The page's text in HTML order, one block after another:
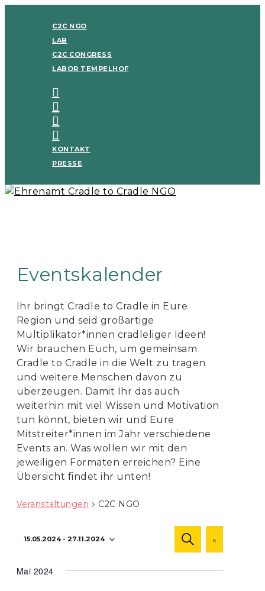
C2C NGO
LAB
C2C CONGRESS
LABOR TEMPELHOF
KONTAKT
PRESSE
Eventskalender
Ihr bringt Cradle to Cradle in Eure
Region und seid großartige
Multiplikator*innen cradleliger Ideen!
Wir brauchen Euch, um gemeinsam
Cradle to Cradle in die Welt zu tragen
und weitere Menschen davon zu
überzeugen. Damit Ihr das auch
weiterhin mit viel Wissen und Motivation
tun könnt, bieten wir und Eure
Mitstreiter*innen im Jahr verschiedene
Events an. Was wollen wir mit den
jeweiligen Formaten erreichen? Eine
Übersicht findet ihr unten!
Veranstaltungen C2C NGO
Suche
und
SUCHE
15.05.2024 - 27.11.2024
wählen.
Mai 2024